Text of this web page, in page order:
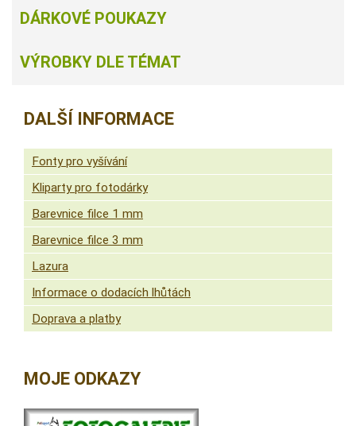
DÁRKOVÉ POUKAZY
VÝROBKY DLE TÉMAT
DALŠÍ INFORMACE
Fonty pro vyšívání
Kliparty pro fotodárky
Barevnice filce 1 mm
Barevnice filce 3 mm
Lazura
Informace o dodacích lhůtách
Doprava a platby
MOJE ODKAZY